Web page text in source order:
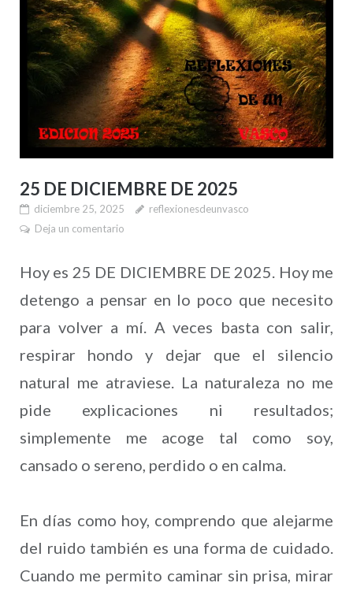
25 DE DICIEMBRE DE 2025
diciembre 25, 2025
reflexionesdeunvasco
Deja un comentario
Hoy es 25 DE DICIEMBRE DE 2025. Hoy me
detengo a pensar en lo poco que necesito
para volver a mí. A veces basta con salir,
respirar hondo y dejar que el silencio
natural me atraviese. La naturaleza no me
pide explicaciones ni resultados;
simplemente me acoge tal como soy,
cansado o sereno, perdido o en calma.
En días como hoy, comprendo que alejarme
del ruido también es una forma de cuidado.
Cuando me permito caminar sin prisa, mirar